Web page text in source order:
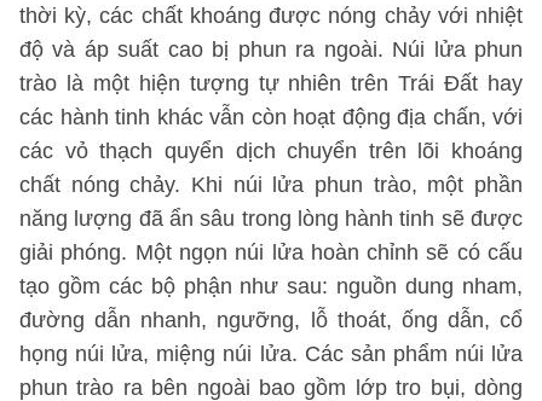
thời kỳ, các chất khoáng được nóng chảy với nhiệt
độ và áp suất cao bị phun ra ngoài. Núi lửa phun
trào là một hiện tượng tự nhiên trên Trái Đất hay
các hành tinh khác vẫn còn hoạt động địa chấn, với
các vỏ thạch quyển dịch chuyển trên lõi khoáng
chất nóng chảy. Khi núi lửa phun trào, một phần
năng lượng đã ẩn sâu trong lòng hành tinh sẽ được
giải phóng. Một ngọn núi lửa hoàn chỉnh sẽ có cấu
tạo gồm các bộ phận như sau: nguồn dung nham,
đường dẫn nhanh, ngưỡng, lỗ thoát, ống dẫn, cổ
họng núi lửa, miệng núi lửa. Các sản phẩm núi lửa
phun trào ra bên ngoài bao gồm lớp tro bụi, dòng